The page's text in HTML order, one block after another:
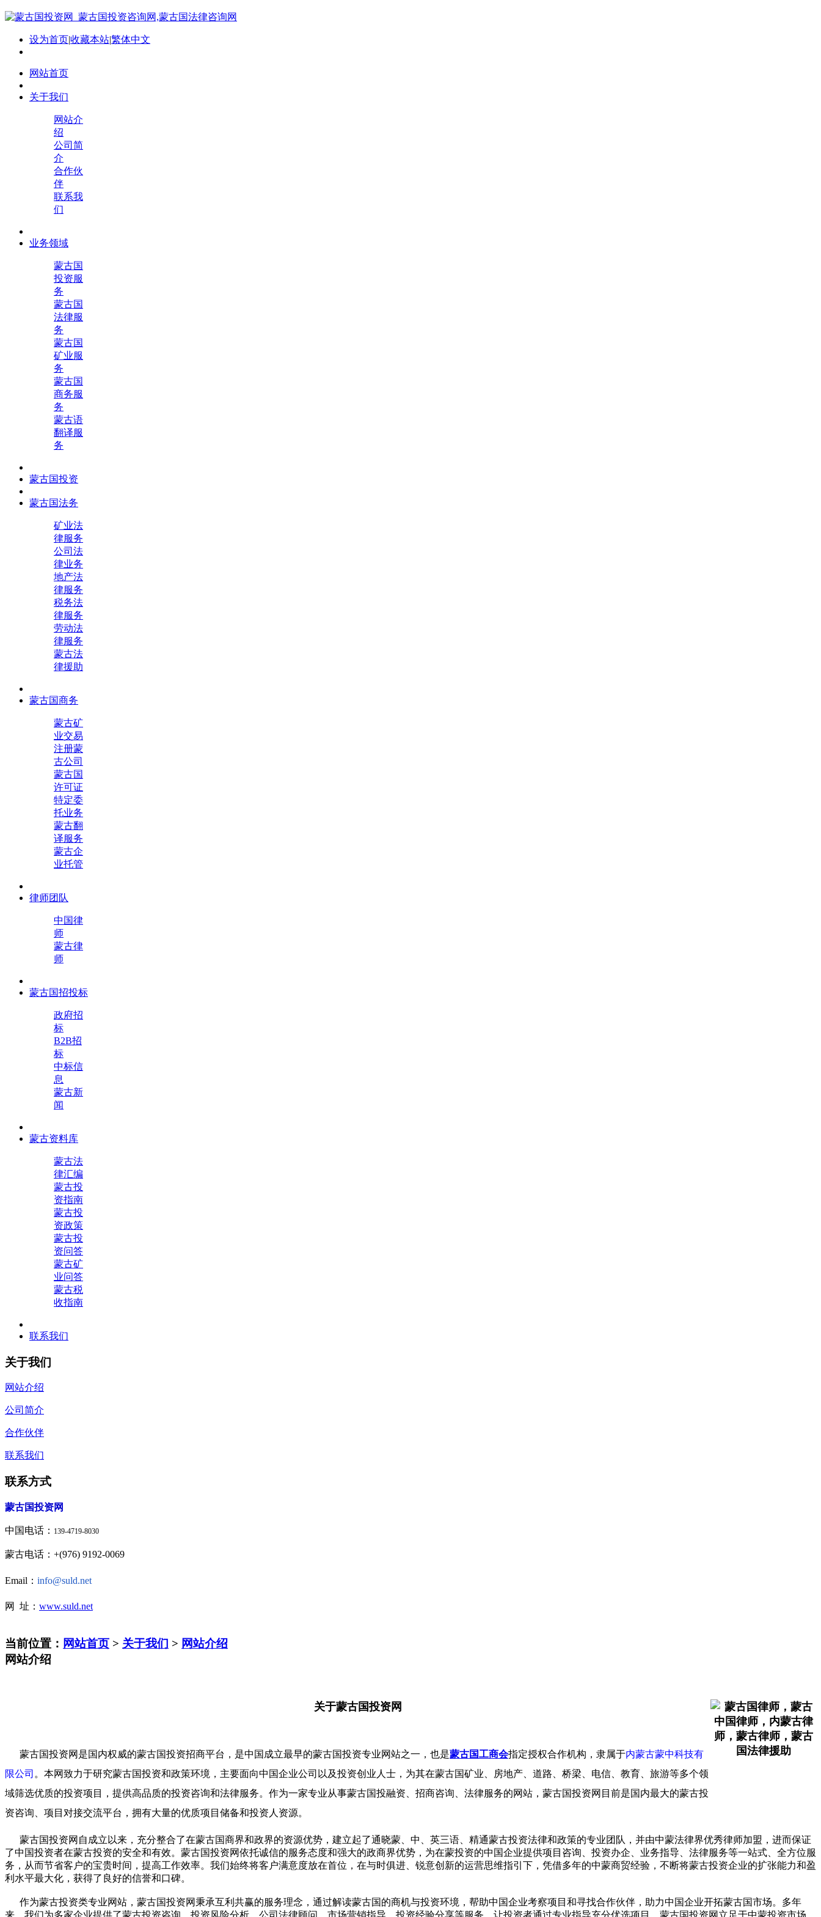
设为首页|收藏本站|繁体中文
网站首页
关于我们
网站介
绍
公司简
介
合作伙
伴
联系我
们
业务领域
蒙古国
投资服
务
蒙古国
法律服
务
蒙古国
矿业服
务
蒙古国
商务服
务
蒙古语
翻译服
务
蒙古国投资
蒙古国法务
矿业法
律服务
公司法
律业务
地产法
律服务
税务法
律服务
劳动法
律服务
蒙古法
律援助
蒙古国商务
蒙古矿
业交易
注册蒙
古公司
蒙古国
许可证
特定委
托业务
蒙古翻
译服务
蒙古企
业托管
律师团队
中国律
师
蒙古律
师
蒙古国招投标
政府招
标
B2B招
标
中标信
息
蒙古新
闻
蒙古资料库
蒙古法
律汇编
蒙古投
资指南
蒙古投
资政策
蒙古投
资问答
蒙古矿
业问答
蒙古税
收指南
联系我们
关于我们
网站介绍
公司简介
合作伙伴
联系我们
联系方式
蒙古国投资网
中国电话： 139-4719-8030
蒙古电话：+(976) 9192-0069
Email： info@suld.net
网 址： www.suld.net
当前位置： 网站首页 > 关于我们 > 网站介绍
网站介绍
关于蒙古国投资网
蒙古国投资网是国内权威的蒙古国投资招商平台，是中国成立最早的蒙古国投资专业网站之一，也是蒙古国工商会指定授权合作机构，隶属于内蒙古蒙中科技有
限公司 。本网致力于研究蒙古国投资和政策环境，主要面向中国企业公司以及投资创业人士，为其在蒙古国矿业、房地产、道路、桥梁、电信、教育、旅游等多个领
域筛选优质的投资项目，提供高品质的投资咨询和法律服务。作为一家专业从事蒙古国投融资、招商咨询、法律服务的网站，蒙古国投资网目前是国内最大的蒙古投
资咨询、项目对接交流平台，拥有大量的优质项目储备和投资人资源。
蒙古国投资网自成立以来，充分整合了在蒙古国商界和政界的资源优势，建立起了通晓蒙、中、英三语、精通蒙古投资法律和政策的专业团队，并由中蒙法律界优秀律师加盟，进而保证
了中国投资者在蒙古投资的安全和有效。蒙古国投资网依托诚信的服务态度和强大的政商界优势，为在蒙投资的中国企业提供项目咨询、投资办企、业务指导、法律服务等一站式、全方位服
务，从而节省客户的宝贵时间，提高工作效率。我们始终将客户满意度放在首位，在与时俱进、锐意创新的运营思维指引下，凭借多年的中蒙商贸经验，不断将蒙古投资企业的扩张能力和盈
利水平最大化，获得了良好的信誉和口碑。
作为蒙古投资类专业网站，蒙古国投资网秉承互利共赢的服务理念，通过解读蒙古国的商机与投资环境，帮助中国企业考察项目和寻找合作伙伴，助力中国企业开拓蒙古国市场。多年